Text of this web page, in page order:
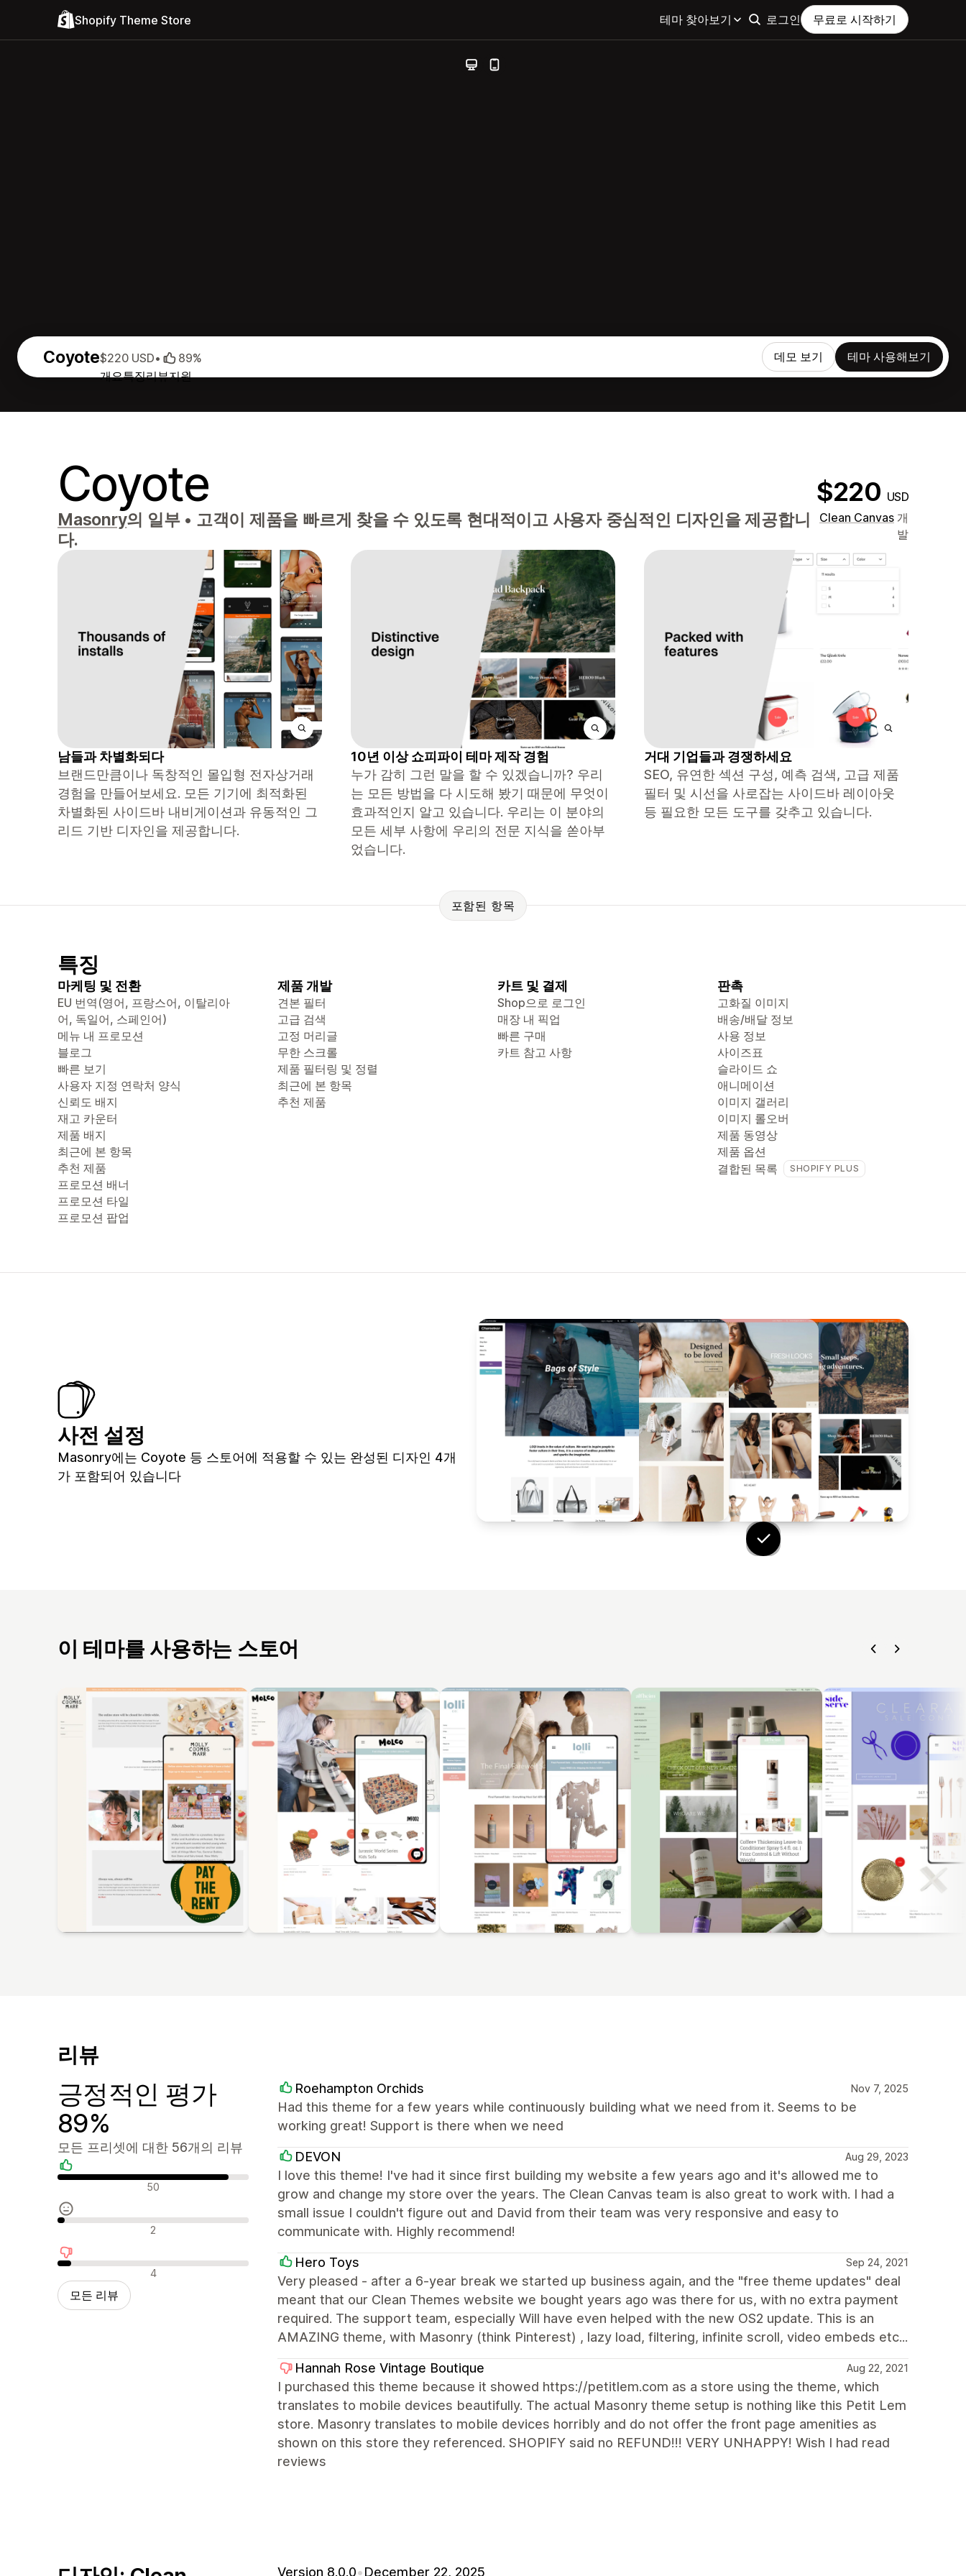
Shopify Theme Store 테마 찾아보기 로그인 무료로 시작하기
Coyote
개요특징리뷰지원
$220 USD• 89% 데모 보기 테마 사용해보기
Coyote $220 USD
Masonry의 일부 • 고객이 제품을 빠르게 찾을 수 있도록 현대적이고 사용자 중심적인 디자인을 제공합니
다.
Clean Canvas 개
발
남들과 차별화되다
브랜드만큼이나 독창적인 몰입형 전자상거래
경험을 만들어보세요. 모든 기기에 최적화된
차별화된 사이드바 내비게이션과 유동적인 그
리드 기반 디자인을 제공합니다.
10년 이상 쇼피파이 테마 제작 경험
누가 감히 그런 말을 할 수 있겠습니까? 우리
는 모든 방법을 다 시도해 봤기 때문에 무엇이
효과적인지 알고 있습니다. 우리는 이 분야의
모든 세부 사항에 우리의 전문 지식을 쏟아부
었습니다.
거대 기업들과 경쟁하세요
SEO, 유연한 섹션 구성, 예측 검색, 고급 제품
필터 및 시선을 사로잡는 사이드바 레이아웃
등 필요한 모든 도구를 갖추고 있습니다.
포함된 항목
특징
마케팅 및 전환
EU 번역(영어, 프랑스어, 이탈리아
어, 독일어, 스페인어)
메뉴 내 프로모션
블로그
빠른 보기
사용자 지정 연락처 양식
신뢰도 배지
재고 카운터
제품 배지
최근에 본 항목
추천 제품
프로모션 배너
프로모션 타일
프로모션 팝업
제품 개발
견본 필터
고급 검색
고정 머리글
무한 스크롤
제품 필터링 및 정렬
최근에 본 항목
추천 제품
카트 및 결제
Shop으로 로그인
매장 내 픽업
빠른 구매
카트 참고 사항
판촉
고화질 이미지
배송/배달 정보
사용 정보
사이즈표
슬라이드 쇼
애니메이션
이미지 갤러리
이미지 롤오버
제품 동영상
제품 옵션
결합된 목록
SHOPIFY PLUS
사전 설정
Masonry에는 Coyote 등 스토어에 적용할 수 있는 완성된 디자인 4개
가 포함되어 있습니다
이 테마를 사용하는 스토어
리뷰
긍정적인 평가
89%
모든 프리셋에 대한 56개의 리뷰
긍정적인 리뷰 50
중립적인 리뷰 2
부정적인 리뷰 4
모든 리뷰
Roehampton Orchids Nov 7, 2025
Had this theme for a few years while continuously building what we need from it. Seems to be
working great! Support is there when we need
DEVON Aug 29, 2023
I love this theme! I've had it since first building my website a few years ago and it's allowed me to
grow and change my store over the years. The Clean Canvas team is also great to work with. I had a
small issue I couldn't figure out and David from their team was very responsive and easy to
communicate with. Highly recommend!
Hero Toys Sep 24, 2021
Very pleased - after a 6-year break we started up business again, and the "free theme updates" deal
meant that our Clean Themes website we bought years ago was there for us, with no extra payment
required. The support team, especially Will have even helped with the new OS2 update. This is an
AMAZING theme, with Masonry (think Pinterest) , lazy load, filtering, infinite scroll, video embeds etc...
Hannah Rose Vintage Boutique Aug 22, 2021
I purchased this theme because it showed https://petitlem.com as a store using the theme, which
translates to mobile devices beautifully. The actual Masonry theme setup is nothing like this Petit Lem
store. Masonry translates to mobile devices horribly and do not offer the front page amenities as
shown on this store they referenced. SHOPIFY said no REFUND!!! VERY UNHAPPY! Wish I had read
reviews
Version 8.0.0•December 22, 2025